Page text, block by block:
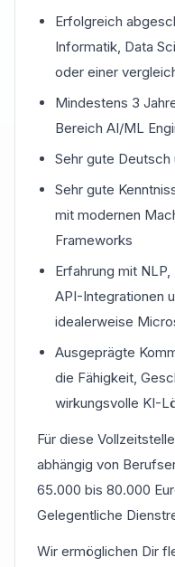
Erfolgreich
Informatik, Data
oder einer
Mindestens 3
Bereich AI/ML
Sehr gute Deutsch
Sehr gute
mit modernen
Frameworks
Erfahrung mit
API-Integrationen
idealerweise
Ausgeprägte
die Fähigkeit,
wirkungsvolle KI-
Für diese
abhängig von
65.000 bis 80.000
Gelegentliche
Wir ermöglichen Dir